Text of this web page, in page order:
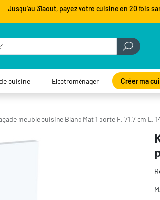
Jusqu'au 31aout, payez votre cuisine en 20 fois
cuisine Electroménager Créer ma
meuble cuisine Blanc Mat 1 porte H. 71,7 cm L.